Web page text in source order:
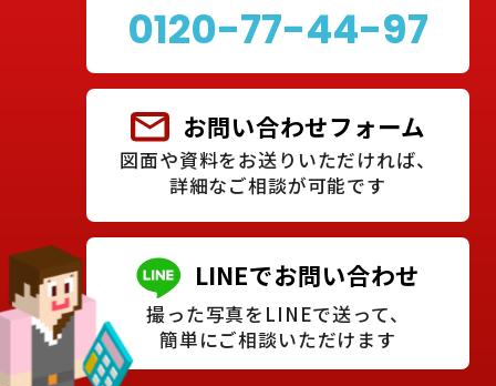
0120-77-44-97
お問い合わせフォーム
図面や資料をお送りいただければ、
詳細なご相談が可能です
LINEでお問い合わせ
撮った写真をLINEで送って、
簡単にご相談いただけます